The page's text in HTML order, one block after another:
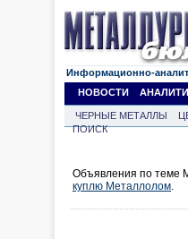
Информационно-
НОВОСТИ
ЧЕРНЫЕ МЕТАЛЛЫ
ПОИСК
Объявления по теме
куплю Металлолом.